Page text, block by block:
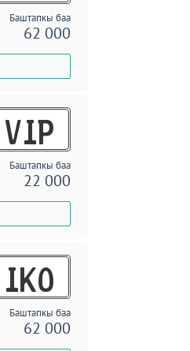
Баштапкы баа
62 000
VIP
Баштапкы баа
22 000
IKO
Баштапкы баа
62 000